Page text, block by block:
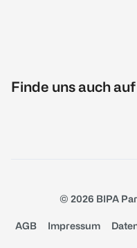
Finde uns auch auf
© 2026 BIPA
AGB Impressum